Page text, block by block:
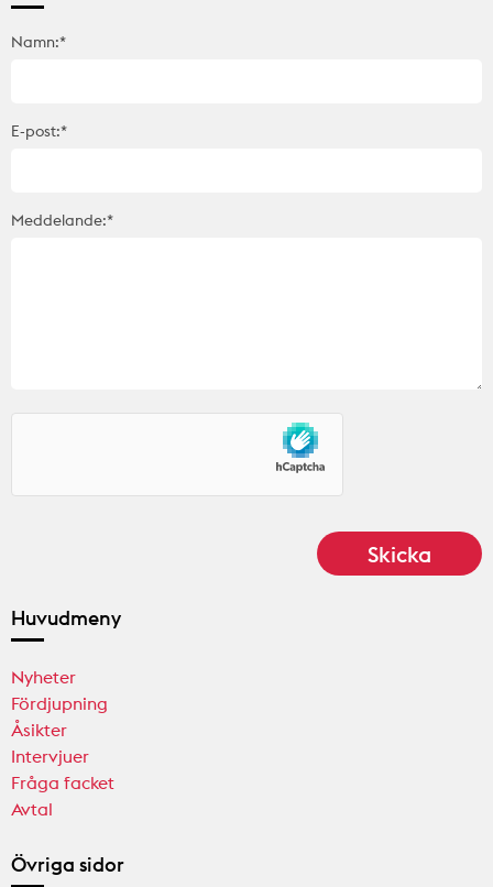
Namn:*
E-post:*
Meddelande:*
Huvudmeny
Nyheter
Fördjupning
Åsikter
Intervjuer
Fråga facket
Avtal
Övriga sidor